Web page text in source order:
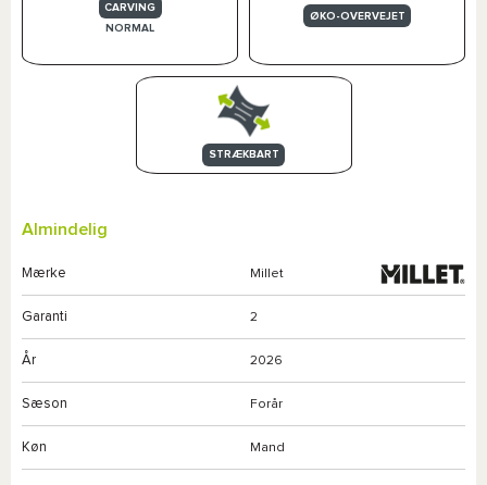
CARVING
NORMAL
ØKO-OVERVEJET
STRÆKBART
Almindelig
Mærke Millet
Garanti 2
År 2026
Sæson Forår
Køn Mand